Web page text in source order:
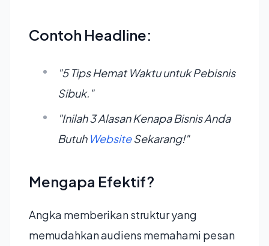
Contoh Headline:
"5 Tips Hemat Waktu untuk Pebisnis
Sibuk."
"Inilah 3 Alasan Kenapa Bisnis Anda
Butuh WebsiteSekarang!"
Mengapa Efektif?
Angka memberikan struktur yang
memudahkan audiens memahami pesan